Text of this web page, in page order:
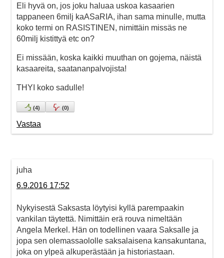
Eli hyvä on, jos joku haluaa uskoa kasaarien
tappaneen 6milj kaASaRIA, ihan sama minulle, mutta
koko termi on RASISTINEN, nimittäin missäs ne
60milj kistittyä etc on?
Ei missään, koska kaikki muuthan on gojema, näistä
kasaareita, saatananpalvojista!
THYI koko sadulle!
(4) (0)
Vastaa
juha
6.9.2016 17:52
Nykyisestä Saksasta löytyisi kyllä parempaakin
vankilan täytettä. Nimittäin erä rouva nimeltään
Angela Merkel. Hän on todellinen vaara Saksalle ja
jopa sen olemassaololle saksalaisena kansakuntana,
joka on ylpeä alkuperästään ja historiastaan.